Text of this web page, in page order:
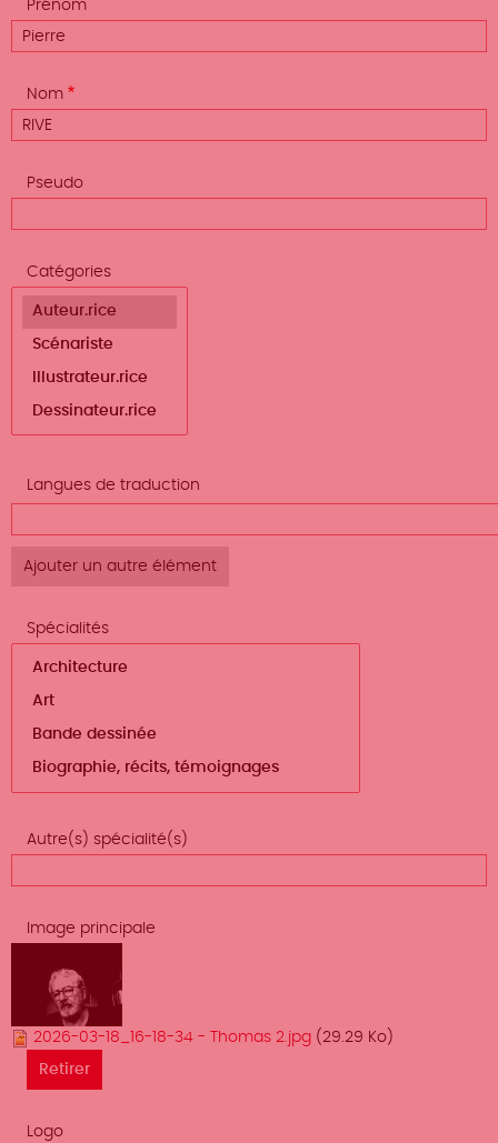
Prénom
Nom
Pseudo
Catégories
Afficher
le poids
des
Langues de traduction
(valeur
Spécialités
Autre(s) spécialité(s)
Image principale
2026-03-18_16-18-34 - Thomas 2.jpg (29.29 Ko)
Logo